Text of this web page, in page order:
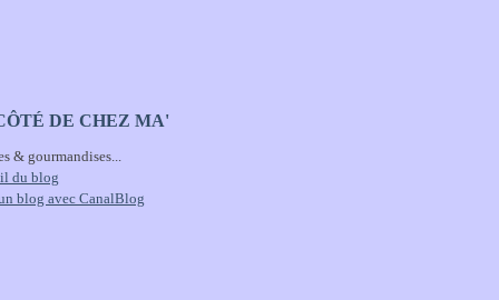
DE CHEZ MA'
& gourmandises...
du blog
blog avec CanalBlog